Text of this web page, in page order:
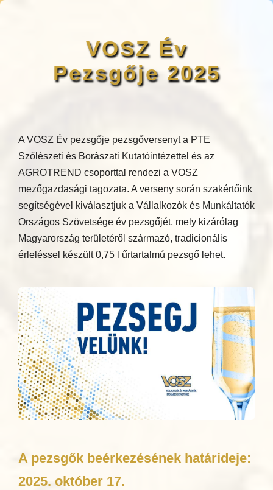
VOSZ Év
Pezsgője 2025
A VOSZ Év pezsgője pezsgőversenyt a PTE
Szőlészeti és Borászati Kutatóintézettel és az
AGROTREND csoporttal rendezi a VOSZ
mezőgazdasági tagozata. A verseny során szakértőink
segítségével kiválasztjuk a Vállalkozók és Munkáltatók
Országos Szövetsége év pezsgőjét, mely kizárólag
Magyarország területéről származó, tradicionális
érleléssel készült 0,75 l űrtartalmú pezsgő lehet.
A pezsgők beérkezésének határideje:
2025. október 17.